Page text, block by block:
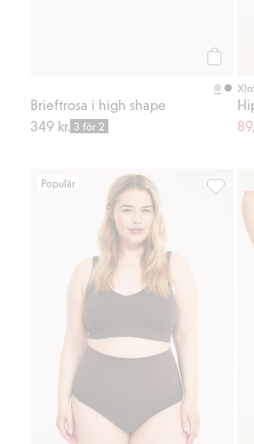
Brieftrosa i high shape
349 kr. 3 för 2
Populär